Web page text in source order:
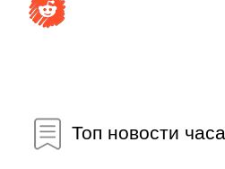
Топ новости часа